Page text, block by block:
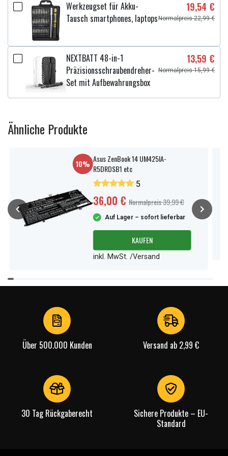
Werkzeugset für Akku-
Tausch smartphones, laptops
19,54 €
Normalpreis 22,99 €
NEXTBATT 48-in-1
Präzisionsschraubendreher-
Set mit Aufbewahrungsbox
13,59 €
Normalpreis 15,99 €
Ähnliche Produkte
10% Asus ZenBook 14 UM425IA-
R5DRDSB1 etc
5
36,00 € Normalpreis 39,99 €
Auf Lager – sofort lieferbar
KAUFEN
inkl. MwSt. /Versand
Item
1
Über 500.000 Kunden Versand ab 2,99 €
30 Tag Rückgaberecht
Sichere Produkte – EU-
Standard